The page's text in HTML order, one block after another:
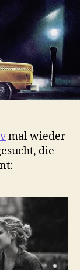
mal wieder
die